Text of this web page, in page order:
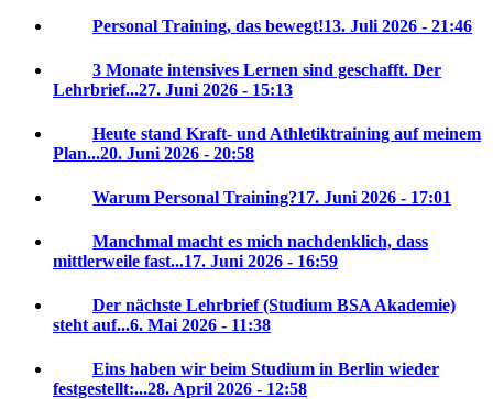
Personal Training, das bewegt!13. Juli 2026 - 21:46
3 Monate intensives Lernen sind geschafft. Der
Lehrbrief...27. Juni 2026 - 15:13
Heute stand Kraft- und Athletiktraining auf meinem
Plan...20. Juni 2026 - 20:58
Warum Personal Training?17. Juni 2026 - 17:01
Manchmal macht es mich nachdenklich, dass
mittlerweile fast...17. Juni 2026 - 16:59
Der nächste Lehrbrief (Studium BSA Akademie)
steht auf...6. Mai 2026 - 11:38
Eins haben wir beim Studium in Berlin wieder
festgestellt:...28. April 2026 - 12:58